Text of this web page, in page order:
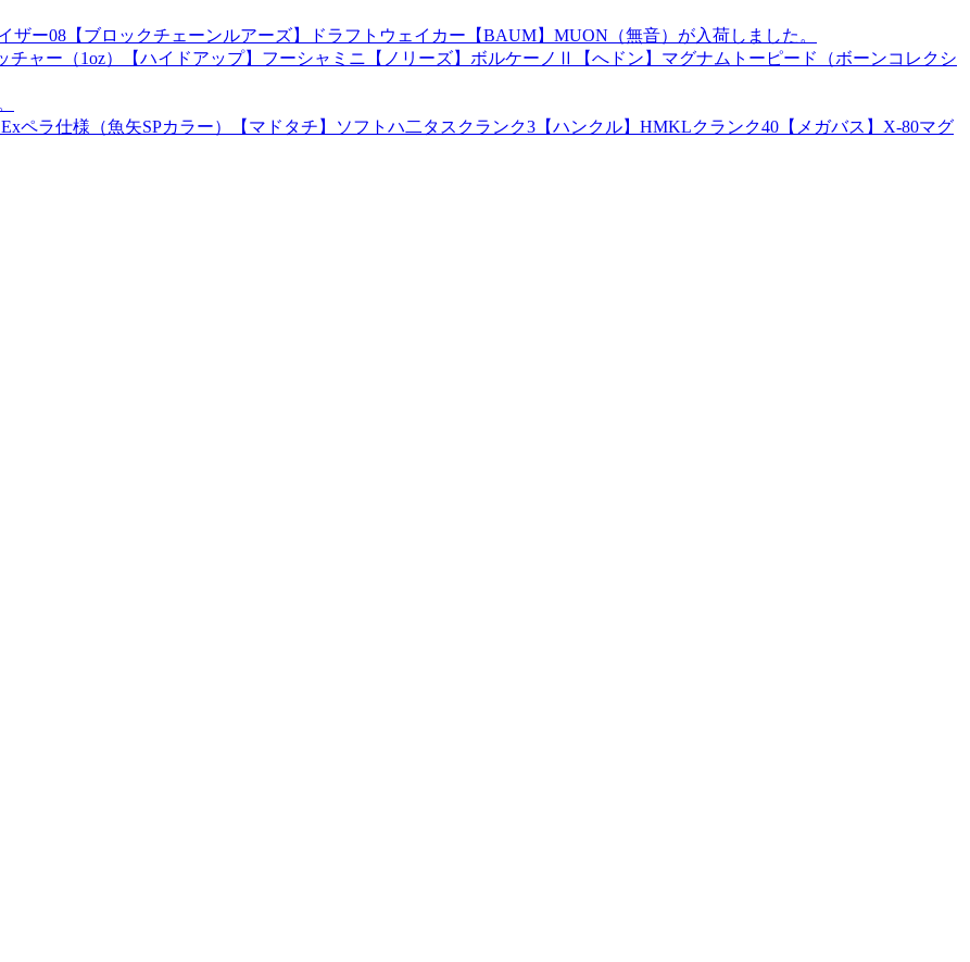
ー08【ブロックチェーンルアーズ】ドラフトウェイカー【BAUM】MUON（無音）が入荷しました。
チャー（1oz）【ハイドアップ】フーシャミニ【ノリーズ】ボルケーノⅡ【へドン】マグナムトーピード（ボーンコレクシ
ペラ仕様（魚矢SPカラー）【マドタチ】ソフトハ二タスクランク3【ハンクル】HMKLクランク40【メガバス】X-80マグ